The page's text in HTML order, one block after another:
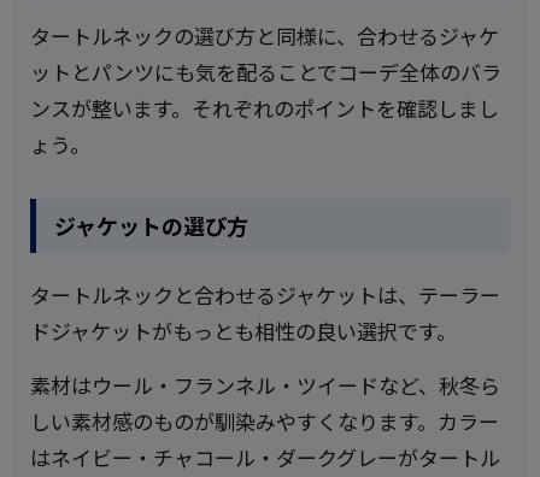
タートルネックの選び方と同様に、合わせるジャケ
ットとパンツにも気を配ることでコーデ全体のバラ
ンスが整います。それぞれのポイントを確認しまし
ょう。
ジャケットの選び方
タートルネックと合わせるジャケットは、テーラー
ドジャケットがもっとも相性の良い選択です。
素材はウール・フランネル・ツイードなど、秋冬ら
しい素材感のものが馴染みやすくなります。カラー
はネイビー・チャコール・ダークグレーがタートル